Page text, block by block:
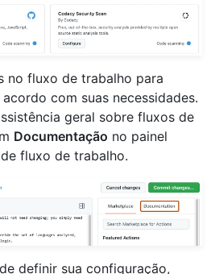
no fluxo de trabalho para
com suas necessidades.
geral sobre fluxos de
Documentação no painel
fluxo de trabalho.
definir sua configuração,